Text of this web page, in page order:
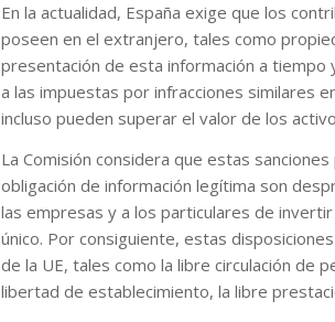
En la actualidad, España exige que los
poseen en el extranjero, tales como
presentación de esta información a
a las impuestas por infracciones similares
incluso pueden superar el valor de los
La Comisión considera que estas
obligación de información legítima son
las empresas y a los particulares de
único. Por consiguiente, estas
de la UE, tales como la libre circulación de
libertad de establecimiento, la libre